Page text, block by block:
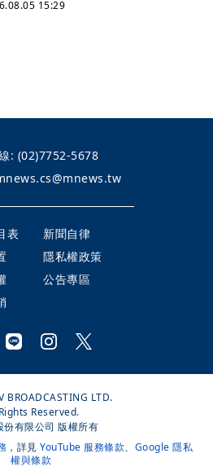
15:29
: (02)7752-5678
表
新聞自律
隱私權政策
公告專區
LTD.
Reserved.
份有限公司 版權所有
，詳見 YouTube 服務條款、 Google 隱私
權與條款